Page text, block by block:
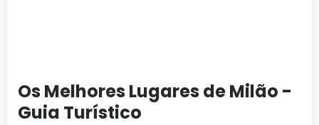
Os Melhores Lugares de Milão -
Guia Turístico